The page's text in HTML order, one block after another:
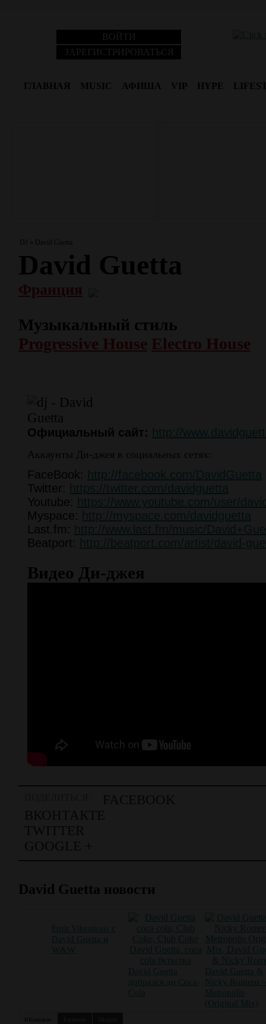
ВОЙТИ
ЗАРЕГИСТРИРОВАТЬСЯ
ГЛАВНАЯ MUSIC АФИША VIP HYPE
DJ » David Guetta
David Guetta
Франция
Музыкальный стиль
Progressive House Electro House
Официальный сайт: http://
Аккаунты Ди-джея в социальных сетях:
FaceBook:
http://facebook.com/DavidGuetta
Twitter:
https://twitter.com/davidguetta
Youtube:
https://www.youtube.com/user/
Myspace:
http://myspace.com/davidguetta
Last.fm:
http://www.last.fm/music/
Beatport:
http://beatport.com/artist/david-
Видео Ди-джея
David Guetta новости
Fruit Vibrations с
David Guetta и
W&W
David Guetta
добрался до Coca-
Cola
David Guetta &
Nicky Romero –
Metropolis
(Original Mix)
ВКонтакте